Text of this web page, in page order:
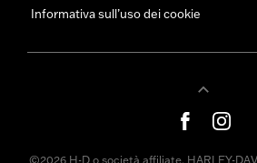
Informativa sull’uso dei cookie
©2026 H-D o società affiliate. HARLEY-